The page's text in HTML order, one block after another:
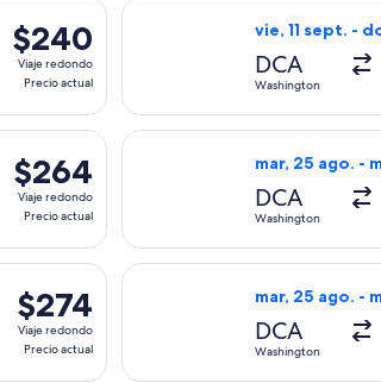
$240
Viaje
redondo,
actual
$240
Viaje redondo
Precio actual
19 sept. desde Washington hacia
vie, 11 sept. -
DCA
Washington
Seleccionar
$264
Viaje
redondo,
actual
$264
Viaje redondo
Precio actual
19 sept. desde Washington hacia
mar, 25 ago. -
DCA
Washington
Seleccionar
$274
Viaje
redondo,
$274
Viaje redondo
Precio actual
nov. desde Washington hacia Phoenix,
mar, 25 ago. -
DCA
Washington
Seleccionar